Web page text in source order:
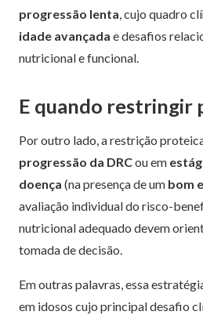
progressão lenta, cujo quadro
idade avançada e desafios
nutricional e funcional.
E quando restringir
Por outro lado, a restrição
progressão da DRCou em
doença (na presença de um bom
avaliação individual do risco-
nutricional adequado devem
tomada de decisão.
Em outras palavras, essa
em idosos cujo principal desafio